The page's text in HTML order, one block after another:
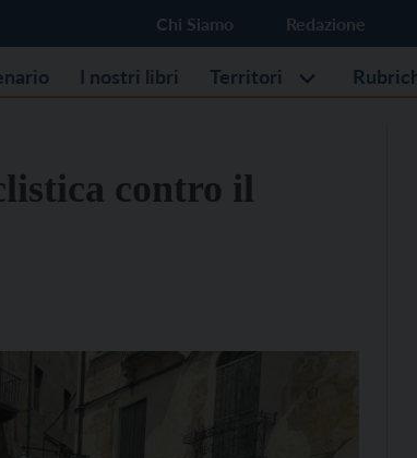
Chi Siamo Redazione
I nostri libri Territori
contro il